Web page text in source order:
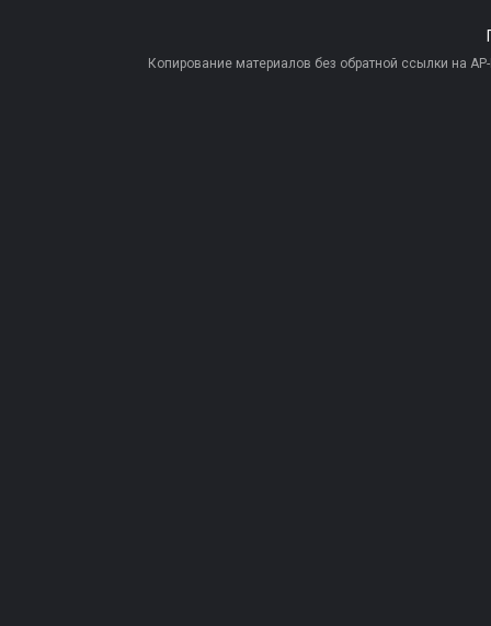
Копирование материалов без обратной ссылки на